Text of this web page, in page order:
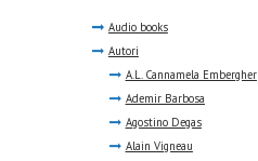
Audio books
Autori
A.L. Cannamela Embergher
Ademir Barbosa
Agostino Degas
Alain Vigneau